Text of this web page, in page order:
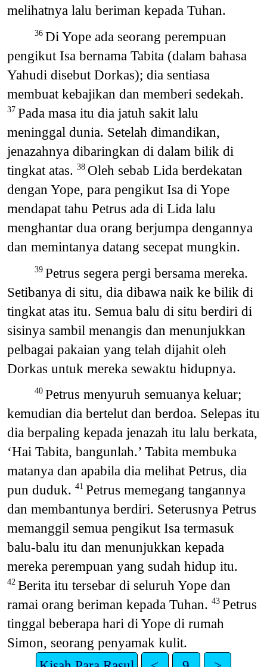
melihatnya lalu beriman kepada Tuhan.
36 Di Yope ada seorang perempuan
pengikut Isa bernama Tabita (dalam bahasa
Yahudi disebut Dorkas); dia sentiasa
membuat kebajikan dan memberi sedekah.
37 Pada masa itu dia jatuh sakit lalu
meninggal dunia. Setelah dimandikan,
jenazahnya dibaringkan di dalam bilik di
tingkat atas. 38 Oleh sebab Lida berdekatan
dengan Yope, para pengikut Isa di Yope
mendapat tahu Petrus ada di Lida lalu
menghantar dua orang berjumpa dengannya
dan memintanya datang secepat mungkin.
39 Petrus segera pergi bersama mereka.
Setibanya di situ, dia dibawa naik ke bilik di
tingkat atas itu. Semua balu di situ berdiri di
sisinya sambil menangis dan menunjukkan
pelbagai pakaian yang telah dijahit oleh
Dorkas untuk mereka sewaktu hidupnya.
40 Petrus menyuruh semuanya keluar;
kemudian dia bertelut dan berdoa. Selepas itu
dia berpaling kepada jenazah itu lalu berkata,
‘Hai Tabita, bangunlah.’ Tabita membuka
matanya dan apabila dia melihat Petrus, dia
pun duduk. 41 Petrus memegang tangannya
dan membantunya berdiri. Seterusnya Petrus
memanggil semua pengikut Isa termasuk
balu-balu itu dan menunjukkan kepada
mereka perempuan yang sudah hidup itu.
42 Berita itu tersebar di seluruh Yope dan
ramai orang beriman kepada Tuhan. 43 Petrus
tinggal beberapa hari di Yope di rumah
Simon, seorang penyamak kulit.